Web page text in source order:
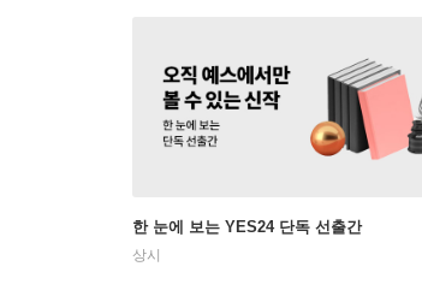
한 눈에 보는 YES24 단독 선출간
상시